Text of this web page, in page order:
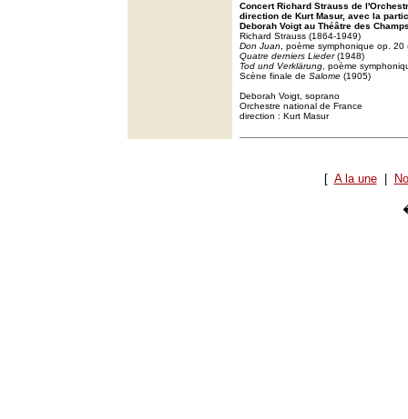
Concert Richard Strauss de
direction de Kurt Masur, avec la
Deborah Voigt au Théâtre des
Richard Strauss (1864-1949)
Don Juan , poème symphonique op. 20
Quatre derniers Lieder(1948)
Tod und Verklärung , poème
Scène finale de Salome (1905)
Deborah Voigt, soprano
Orchestre national de France
direction : Kurt Masur
[ A la une|